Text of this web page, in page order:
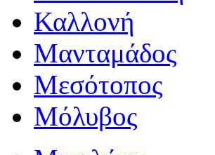
Καλλονή
Μανταμάδος
Μεσότοπος
Μόλυβος